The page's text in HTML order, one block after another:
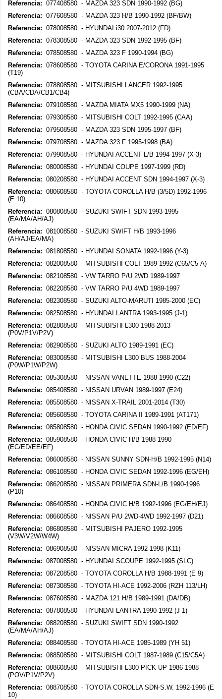
Referencia: 077408580 - MAZDA 323 SDN 1990-1992 (BG)
Referencia: 077608580 - MAZDA 323 H/B 1990-1992 (BF/BW)
Referencia: 078008580 - HYUNDAI i30 2007-2012 (FD)
Referencia: 078308580 - MAZDA 323 SDN 1992-1995 (BF)
Referencia: 078508580 - MAZDA 323 F 1990-1994 (BG)
Referencia: 078608580 - TOYOTA CARINA E/CORONA 1991-1995
(T19)
Referencia: 078808580 - MITSUBISHI LANCER 1992-1995
(CBA/CDA/CB1/CB4)
Referencia: 079108580 - MAZDA MIATA MX5 1990-1999 (NA)
Referencia: 079308580 - MITSUBISHI COLT 1992-1995 (CAA)
Referencia: 079508580 - MAZDA 323 SDN 1995-1997 (BF)
Referencia: 079708580 - MAZDA 323 F 1995-1998 (BA)
Referencia: 079908580 - HYUNDAI ACCENT L/B 1994-1997 (X-3)
Referencia: 080008580 - HYUNDAI COUPE 1997-1999 (RD)
Referencia: 080208580 - HYUNDAI ACCENT SDN 1994-1997 (X-3)
Referencia: 080608580 - TOYOTA COROLLA H/B (3/5D) 1992-1996
(E 10)
Referencia: 080808580 - SUZUKI SWIFT SDN 1993-1995
(EA/MA/AH/AJ)
Referencia: 081008580 - SUZUKI SWIFT H/B 1993-1996
(AH/AJ/EA/MA)
Referencia: 081808580 - HYUNDAI SONATA 1992-1996 (Y-3)
Referencia: 082008580 - MITSUBISHI COLT 1989-1992 (C65/C5-A)
Referencia: 082108580 - VW TARRO P/U 2WD 1989-1997
Referencia: 082208580 - VW TARRO P/U 4WD 1989-1997
Referencia: 082308580 - SUZUKI ALTO-MARUTI 1985-2000 (EC)
Referencia: 082508580 - HYUNDAI LANTRA 1993-1995 (J-1)
Referencia: 082808580 - MITSUBISHI L300 1988-2013
(P0V/P1V/P2V)
Referencia: 082908580 - SUZUKI ALTO 1989-1991 (EC)
Referencia: 083008580 - MITSUBISHI L300 BUS 1988-2004
(P0W/P1W/P2W)
Referencia: 085308580 - NISSAN VANETTE 1988-1990 (C22)
Referencia: 085408580 - NISSAN URVAN 1989-1997 (E24)
Referencia: 085508580 - NISSAN X-TRAIL 2001-2014 (T30)
Referencia: 085608580 - TOYOTA CARINA II 1989-1991 (AT171)
Referencia: 085808580 - HONDA CIVIC SEDAN 1990-1992 (ED/EF)
Referencia: 085908580 - HONDA CIVIC H/B 1988-1990
(EC/ED/EE/EF)
Referencia: 086008580 - NISSAN SUNNY SDN-H/B 1992-1995 (N14)
Referencia: 086108580 - HONDA CIVIC SEDAN 1992-1996 (EG/EH)
Referencia: 086208580 - NISSAN PRIMERA SDN-L/B 1990-1996
(P10)
Referencia: 086408580 - HONDA CIVIC H/B 1992-1996 (EG/EH/EJ)
Referencia: 086608580 - NISSAN P/U 2WD-4WD 1992-1997 (D21)
Referencia: 086808580 - MITSUBISHI PAJERO 1992-1995
(V3W/V2W/W4W)
Referencia: 086908580 - NISSAN MICRA 1992-1998 (K11)
Referencia: 087008580 - HYUNDAI SCOUPE 1992-1995 (SLC)
Referencia: 087208580 - TOYOTA COROLLA H/B 1988-1991 (E 9)
Referencia: 087308580 - TOYOTA HI-ACE 1992-2006 (RZH 113/LH)
Referencia: 087608580 - MAZDA 121 H/B 1989-1991 (DA/DB)
Referencia: 087808580 - HYUNDAI LANTRA 1990-1992 (J-1)
Referencia: 088208580 - SUZUKI SWIFT SDN 1990-1992
(EA/MA/AH/AJ)
Referencia: 088408580 - TOYOTA HI-ACE 1985-1989 (YH 51)
Referencia: 088508580 - MITSUBISHI COLT 1987-1989 (C15/C5A)
Referencia: 088608580 - MITSUBISHI L300 PICK-UP 1986-1988
(POV/P1V/P2V)
Referencia: 088708580 - TOYOTA COROLLA SDN-S.W. 1992-1996 (E
10)